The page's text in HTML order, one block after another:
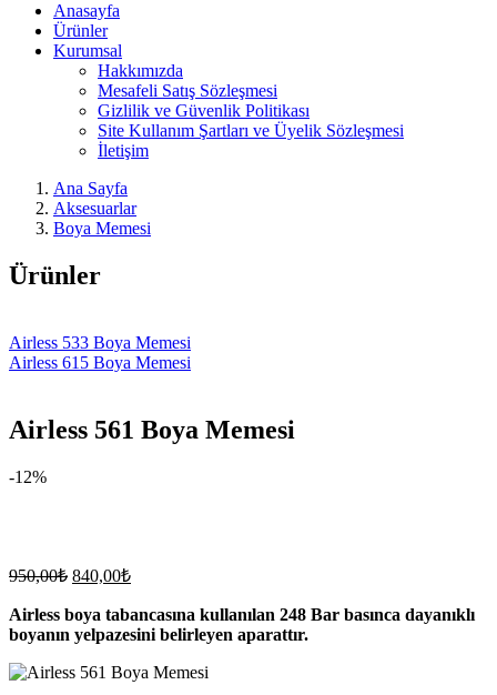
Anasayfa
Ürünler
Kurumsal
Hakkımızda
Mesafeli Satış Sözleşmesi
Gizlilik ve Güvenlik Politikası
Site Kullanım Şartları ve Üyelik Sözleşmesi
İletişim
Ana Sayfa
Aksesuarlar
Boya Memesi
Ürünler
Airless 533 Boya Memesi
Airless 615 Boya Memesi
Airless 561 Boya Memesi
-12%
950,00₺ Orijinal
950,00₺.
840,00₺Şu
fiyat:
840,00₺.
Airless boya tabancasına kullanılan 248 Bar basınca dayanıklı
boyanın yelpazesini belirleyen aparattır.